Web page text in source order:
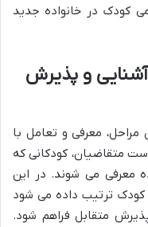
کودک در خانواده جدید
آشنایی و پذیرش
معرفی و تعامل با
متقاضیان، کودکانی که
معرفی می شوند. در این
کودک ترتیب داده می شود
پذیرش متقابل فراهم شود.